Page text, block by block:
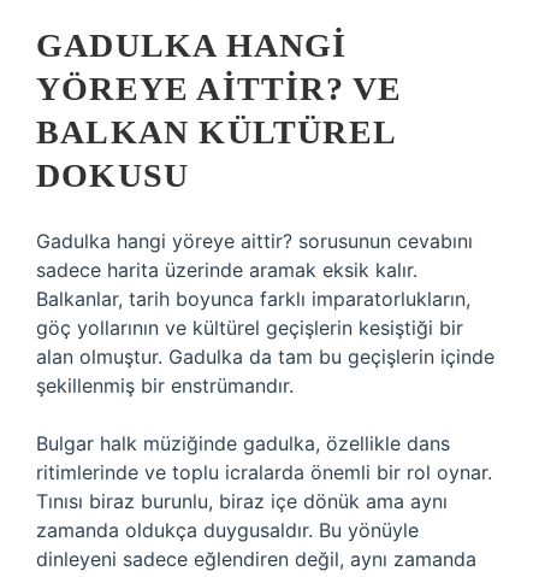
GADULKA HANGI
YÖREYE AITTIR? VE
BALKAN KÜLTÜREL
DOKUSU
Gadulka hangi yöreye aittir? sorusunun cevabını
sadece harita üzerinde aramak eksik kalır.
Balkanlar, tarih boyunca farklı imparatorlukların,
göç yollarının ve kültürel geçişlerin kesiştiği bir
alan olmuştur. Gadulka da tam bu geçişlerin içinde
şekillenmiş bir enstrümandır.
Bulgar halk müziğinde gadulka, özellikle dans
ritimlerinde ve toplu icralarda önemli bir rol oynar.
Tınısı biraz burunlu, biraz içe dönük ama aynı
zamanda oldukça duygusaldır. Bu yönüyle
dinleyeni sadece eğlendiren değil, aynı zamanda